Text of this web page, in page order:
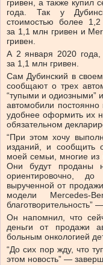
гривен, а также купил
года. Так у
стоимостью более
за 1,1 млн гривен и
гривен.
А 2 января 2020 года,
за 1,1 млн гривен.
Сам Дубинский в
сообщают о трех
“тупыми и одиозными”
автомобили постоянно
удобнее оформить их
обязательном
“При этом хочу
изданий, и сообщить
моей семьи, многие из
Они будут проданы
ориентировочно,
вырученной от
модели Mercedes-
благотворительность”
Он напомнил, что
деньги от продажи
больным онкологией
“До сих пор жду, что
этом новость” —